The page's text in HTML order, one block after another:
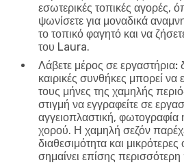
εσωτερικές τοπικές αγορές,
ψωνίσετε για μοναδικά
το τοπικό φαγητό και να
του Laura.
Λάβετε μέρος σε εργαστήρια:
καιρικές συνθήκες μπορεί να
τους μήνες της χαμηλής
στιγμή να εγγραφείτε σε
αγγειοπλαστική, φωτογραφία
χορού. Η χαμηλή σεζόν
διαθεσιμότητα και
σημαίνει επίσης